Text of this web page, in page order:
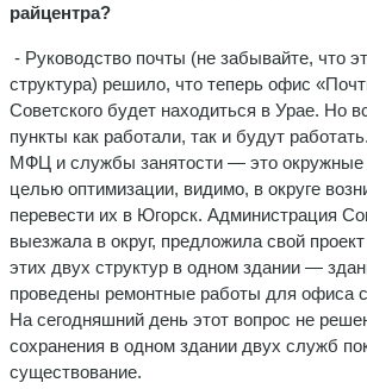
райцентра?
- Руководство почты (не забывайте, что
структура) решило, что теперь офис
Советского будет находиться в Урае. Но
пункты как работали, так и будут
МФЦ и службы занятости — это окружные
целью оптимизации, видимо, в округе
перевести их в Югорск. Администрация
выезжала в округ, предложила свой
этих двух структур в одном здании —
проведены ремонтные работы для офиса
На сегодняшний день этот вопрос не
сохранения в одном здании двух служб
существование.